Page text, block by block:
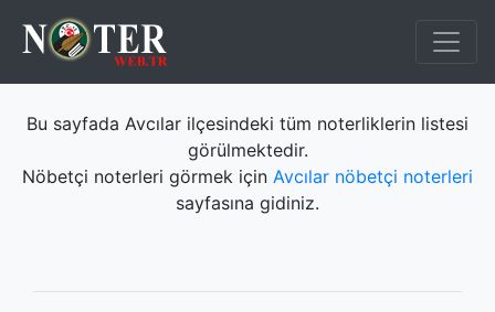
Bu sayfada Avcılar ilçesindeki tüm noterliklerin listesi
görülmektedir.
Nöbetçi noterleri görmek için Avcılar nöbetçi noterleri
sayfasına gidiniz.